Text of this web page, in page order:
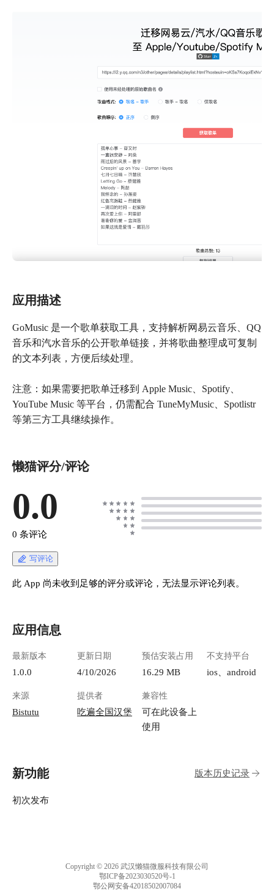
应用描述
GoMusic 是一个歌单获取工具，支持解析网易云音乐、QQ
音乐和汽水音乐的公开歌单链接，并将歌曲整理成可复制
的文本列表，方便后续处理。
注意：如果需要把歌单迁移到 Apple Music、Spotify、
YouTube Music 等平台，仍需配合 TuneMyMusic、Spotlistr
等第三方工具继续操作。
懒猫评分/评论
0.0
0 条评论
写评论
此 App 尚未收到足够的评分或评论，无法显示评论列表。
应用信息
最新版本
1.0.0
更新日期
4/10/2026
预估安装占用
16.29 MB
不支持平台
ios、android
来源
Bistutu
提供者
吃遍全国汉堡
兼容性
可在此设备上
使用
新功能 版本历史记录
初次发布
Copyright © 2026 武汉懒猫微服科技有限公司
鄂ICP备2023030520号-1
鄂公网安备42018502007084